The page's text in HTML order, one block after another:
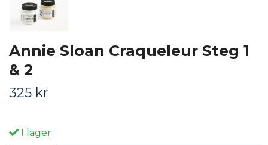
Annie Sloan Craqueleur Steg 1
& 2
325 kr
I lager